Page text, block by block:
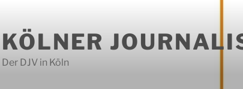
KÖLNER
Der DJV in Köln